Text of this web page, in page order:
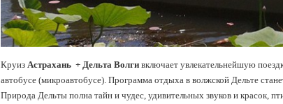
Круиз Астрахань + Дельта Волгивключает увлекательнейшую
автобусе (микроавтобусе). Программа отдыха в волжской Дельте
Природа Дельты полна тайн и чудес, удивительных звуков и красок,